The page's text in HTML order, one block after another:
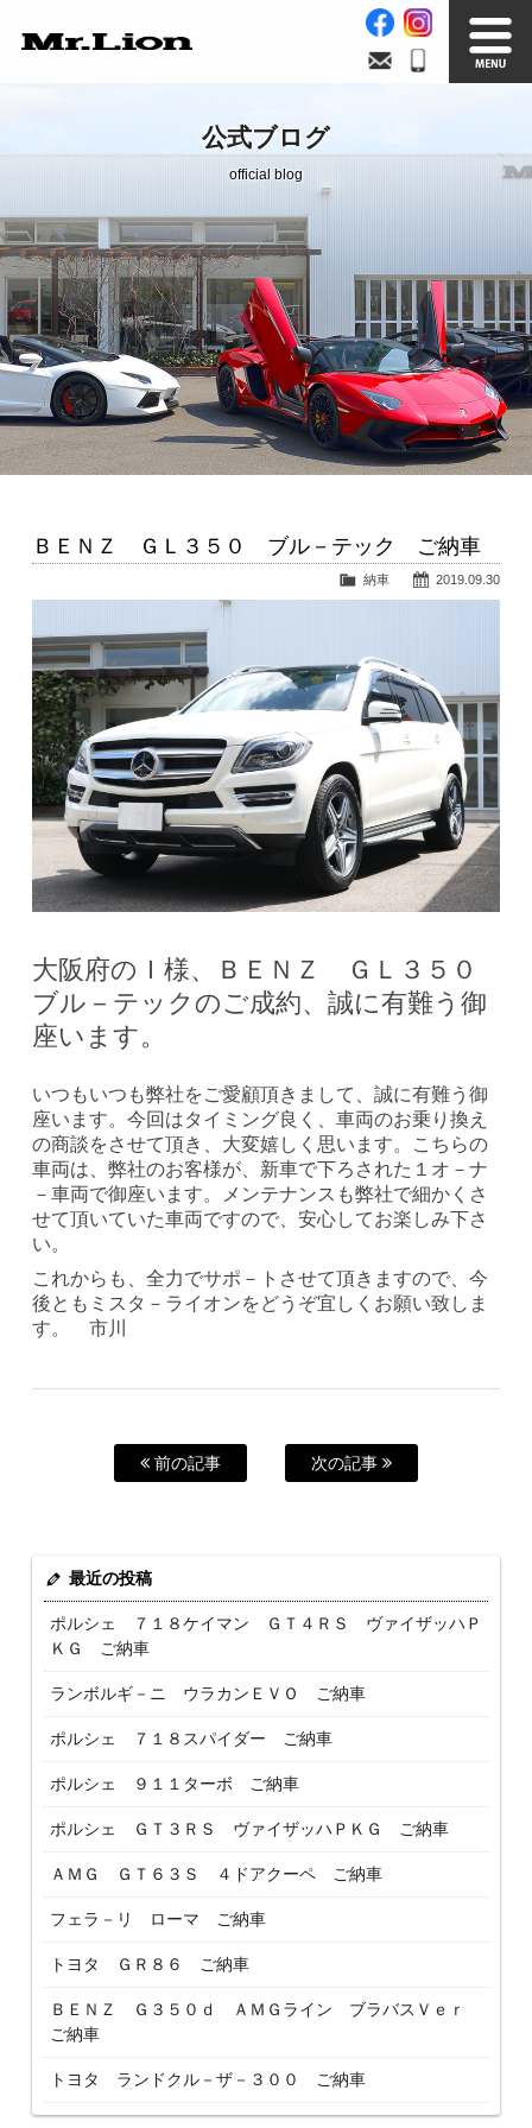
在庫車情報 買取無料査定
Factory
自社工場 サービス案内
Official Blog
公式ブログ
Company info.
会社案内
公式ブログ
official blog
ＢＥＮＺ ＧＬ３５０ ブル－テック ご納車
2019.09.30
納車
大阪府のＩ様、ＢＥＮＺ ＧＬ３５０
ブル－テックのご成約、誠に有難う御
座います。
いつもいつも弊社をご愛顧頂きまして、誠に有難う御
座います。今回はタイミング良く、車両のお乗り換え
の商談をさせて頂き、大変嬉しく思います。こちらの
車両は、弊社のお客様が、新車で下ろされた１オ－ナ
－車両で御座います。メンテナンスも弊社で細かくさ
せて頂いていた車両ですので、安心してお楽しみ下さ
い。
これからも、全力でサポ－トさせて頂きますので、今
後ともミスタ－ライオンをどうぞ宜しくお願い致しま
す。 市川
前の記事 次の記事
最近の投稿
ポルシェ ７１８ケイマン ＧＴ４ＲＳ ヴァイザッハＰ
ＫＧ ご納車
ランボルギ－ニ ウラカンＥＶＯ ご納車
ポルシェ ７１８スパイダー ご納車
ポルシェ ９１１ターボ ご納車
ポルシェ ＧＴ３ＲＳ ヴァイザッハＰＫＧ ご納車
ＡＭＧ ＧＴ６３Ｓ ４ドアクーペ ご納車
フェラ－リ ローマ ご納車
トヨタ ＧＲ８６ ご納車
ＢＥＮＺ Ｇ３５０ｄ ＡＭＧライン ブラバスＶｅｒ
ご納車
トヨタ ランドクル－ザ－３００ ご納車